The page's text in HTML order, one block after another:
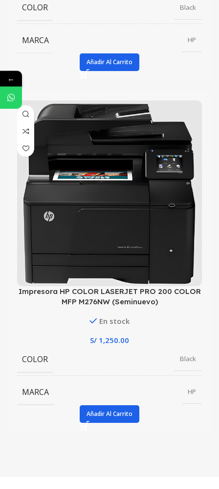
COLOR Black
MARCA HP
Añadir Al Carrito
Impresora HP COLOR LASERJET PRO 200 COLOR
MFP M276NW (Seminuevo)
En stock
S/ 1,250.00
COLOR Black
MARCA HP
Añadir Al Carrito
←